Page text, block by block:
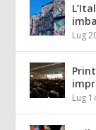
Lug
Lug